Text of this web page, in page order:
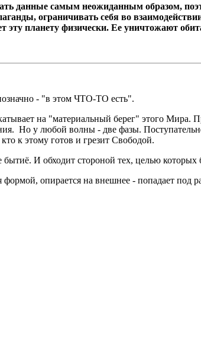
данные самым неожиданным образом,
ограничивать себя во
планету физически. Ее уничтожают
- "в этом ЧТО-ТО есть".
на "материальный берег" этого
Но у любой волны - две фазы.
к этому готов и грезит Свободой.
И обходит стороной тех, целью которых
опирается на внешнее - попадает под